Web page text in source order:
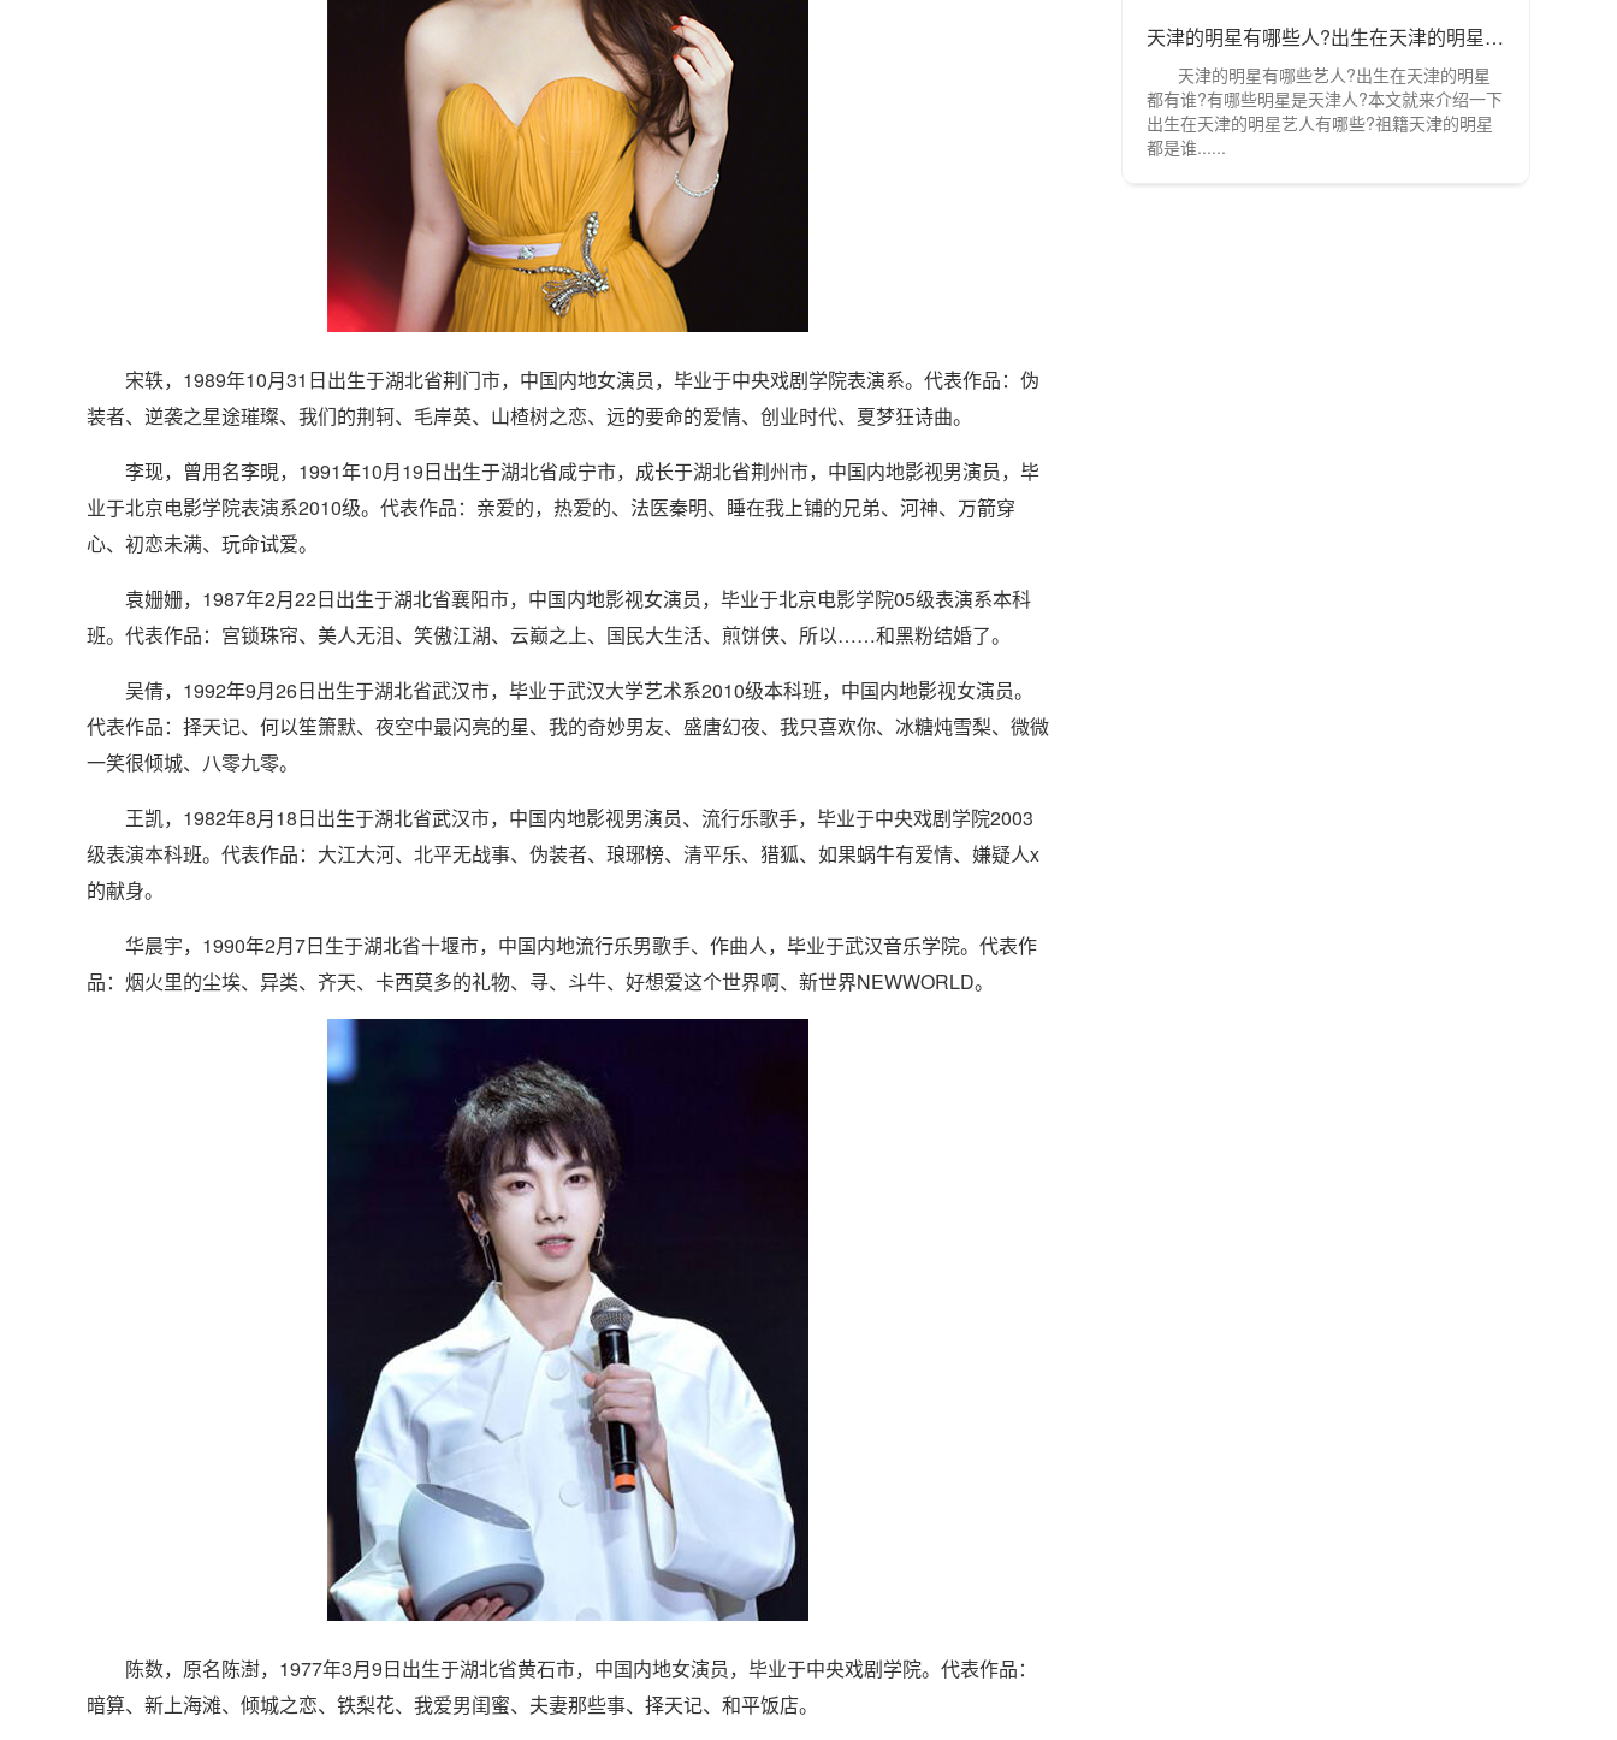
宋轶，1989年10月31日出生于湖北省荆门市，中国内地女演员，毕业于中央戏剧学院表演系。代表作品：伪
装者、逆袭之星途璀璨、我们的荆轲、毛岸英、山楂树之恋、远的要命的爱情、创业时代、夏梦狂诗曲。
李现，曾用名李晛，1991年10月19日出生于湖北省咸宁市，成长于湖北省荆州市，中国内地影视男演员，毕
业于北京电影学院表演系2010级。代表作品：亲爱的，热爱的、法医秦明、睡在我上铺的兄弟、河神、万箭穿
心、初恋未满、玩命试爱。
袁姗姗，1987年2月22日出生于湖北省襄阳市，中国内地影视女演员，毕业于北京电影学院05级表演系本科
班。代表作品：宫锁珠帘、美人无泪、笑傲江湖、云巅之上、国民大生活、煎饼侠、所以……和黑粉结婚了。
吴倩，1992年9月26日出生于湖北省武汉市，毕业于武汉大学艺术系2010级本科班，中国内地影视女演员。
代表作品：择天记、何以笙箫默、夜空中最闪亮的星、我的奇妙男友、盛唐幻夜、我只喜欢你、冰糖炖雪梨、微微
一笑很倾城、八零九零。
王凯，1982年8月18日出生于湖北省武汉市，中国内地影视男演员、流行乐歌手，毕业于中央戏剧学院2003
级表演本科班。代表作品：大江大河、北平无战事、伪装者、琅琊榜、清平乐、猎狐、如果蜗牛有爱情、嫌疑人x
的献身。
华晨宇，1990年2月7日生于湖北省十堰市，中国内地流行乐男歌手、作曲人，毕业于武汉音乐学院。代表作
品：烟火里的尘埃、异类、齐天、卡西莫多的礼物、寻、斗牛、好想爱这个世界啊、新世界NEWWORLD。
陈数，原名陈澍，1977年3月9日出生于湖北省黄石市，中国内地女演员，毕业于中央戏剧学院。代表作品：
暗算、新上海滩、倾城之恋、铁梨花、我爱男闺蜜、夫妻那些事、择天记、和平饭店。
天津的明星有哪些人?出生在天津的明星都有谁?
天津的明星有哪些艺人?出生在天津的明星
都有谁?有哪些明星是天津人?本文就来介绍一下
出生在天津的明星艺人有哪些?祖籍天津的明星
都是谁......